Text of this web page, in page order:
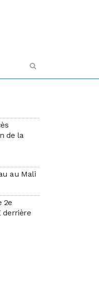
de la
au Mali
2e
derrière